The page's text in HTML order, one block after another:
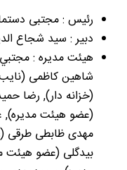
رئیس : مجتبی
دبیر : سید شجاع
هیئت مدیره :
شاهین کاظمی
(خزانه دار), رضا
(عضو هیئت مدیره),
مهدی ظابطی طرقی
بیدگلی (عضو هیئت